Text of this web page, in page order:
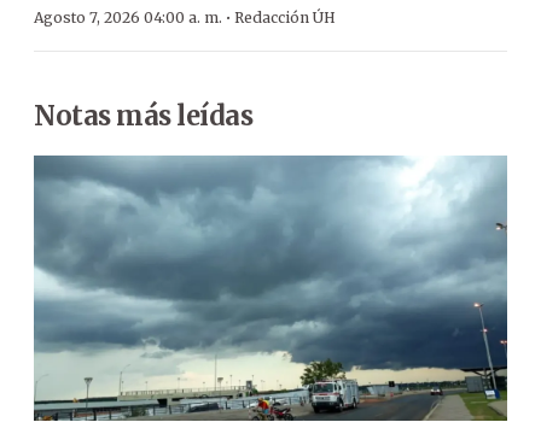
Agosto 7, 2026 04:00 a. m. · Redacción ÚH
Notas más leídas